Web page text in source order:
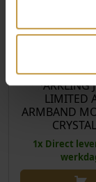
SPARKLING
LIMITED
ARMBAND
1x Direct